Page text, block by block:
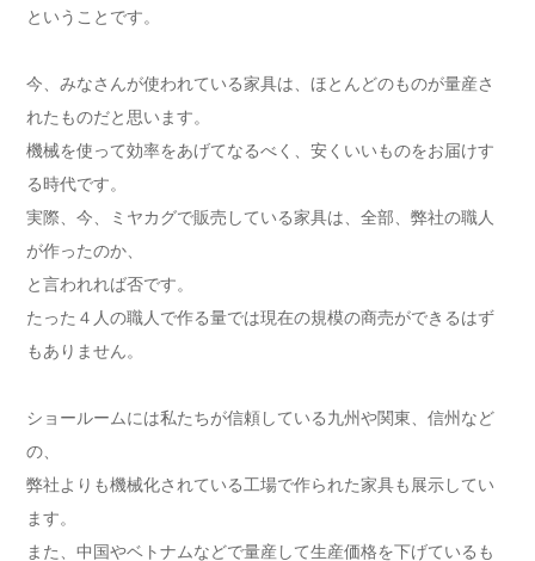
ということです。
今、みなさんが使われている家具は、ほとんどのものが量産さ
れたものだと思います。
機械を使って効率をあげてなるべく、安くいいものをお届けす
る時代です。
実際、今、ミヤカグで販売している家具は、全部、弊社の職人
が作ったのか、
と言われれば否です。
たった４人の職人で作る量では現在の規模の商売ができるはず
もありません。
ショールームには私たちが信頼している九州や関東、信州など
の、
弊社よりも機械化されている工場で作られた家具も展示してい
ます。
また、中国やベトナムなどで量産して生産価格を下げているも